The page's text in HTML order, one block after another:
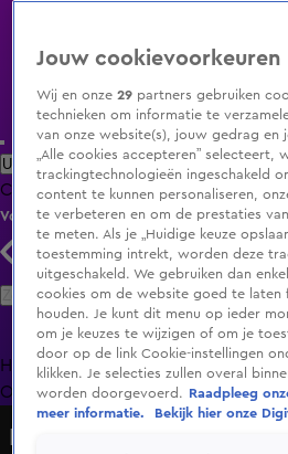
Uitzending Gemist Populaire programma's
ClipsFilmsRadioSmart TV inlog
Volg KIJK
Zoeken
HomeUitzending Gemist
OranjezomerLivestreamsShop
Jouw cookievoorkeuren
Wij en onze29 partners gebruiken
technieken om informatie te
van onze website(s), jouw gedrag en
„Alle cookies accepteren” selecteert,
trackingtechnologieën ingeschakeld
content te kunnen personaliseren,
te verbeteren en om de prestaties
te meten. Als je „Huidige keuze
toestemming intrekt, worden deze
uitgeschakeld. We gebruiken dan
cookies om de website goed te laten
houden. Je kunt dit menu op ieder
om je keuzes te wijzigen of om je
door op de link Cookie-instellingen
klikken. Je selecties zullen overal
worden doorgevoerd.
Raadpleeg
meer informatie.
Bekijk hier onze